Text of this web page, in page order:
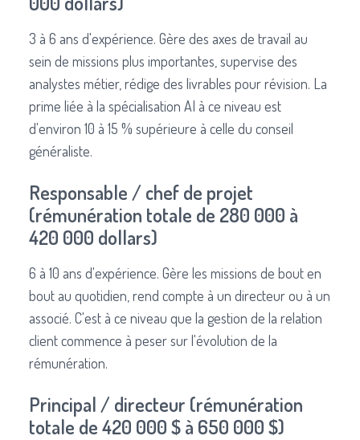
3 à 6 ans d'expérience. Gère des axes de travail au
sein de missions plus importantes, supervise des
analystes métier, rédige des livrables pour révision. La
prime liée à la spécialisation AI à ce niveau est
d'environ 10 à 15 % supérieure à celle du conseil
généraliste.
Responsable / chef de projet
(rémunération totale de 280 000 à
420 000 dollars)
6 à 10 ans d'expérience. Gère les missions de bout en
bout au quotidien, rend compte à un directeur ou à un
associé. C'est à ce niveau que la gestion de la relation
client commence à peser sur l'évolution de la
rémunération.
Principal / directeur (rémunération
totale de 420 000 $ à 650 000 $)